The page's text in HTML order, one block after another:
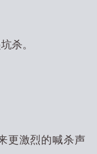
杀。
更激烈的喊杀声